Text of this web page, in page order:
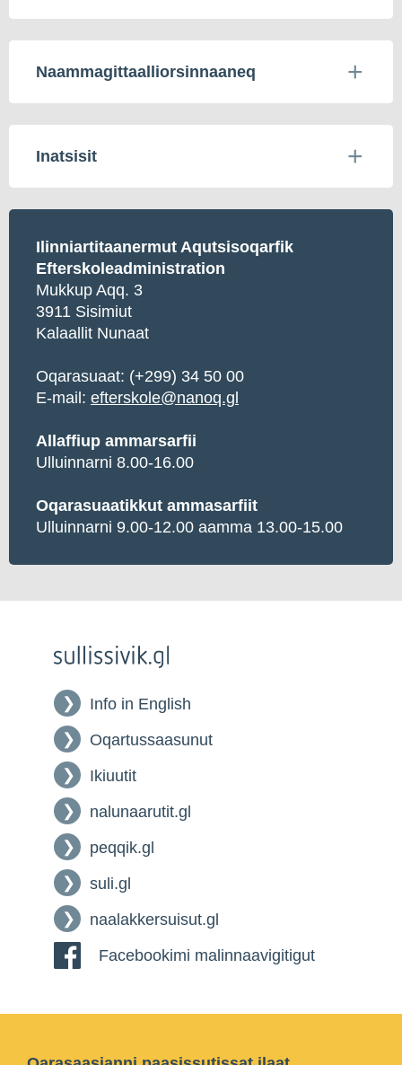
Naammagittaalliorsinnaaneq
Inatsisit
Ilinniartitaanermut Aqutsisoqarfik
Efterskoleadministration
Mukkup Aqq. 3
3911 Sisimiut
Kalaallit Nunaat
Oqarasuaat: (+299) 34 50 00
E-mail: efterskole@nanoq.gl
Allaffiup ammarsarfii
Ulluinnarni 8.00-16.00
Oqarasuaatikkut ammasarfiit
Ulluinnarni 9.00-12.00 aamma 13.00-15.00
Info in English
Oqartussaasunut
Ikiuutit
nalunaarutit.gl
peqqik.gl
suli.gl
naalakkersuisut.gl
Facebookimi malinnaavigitigut